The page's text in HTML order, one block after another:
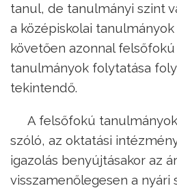
tanul, de tanulmányi szint
a középiskolai
követően azonnal
tanulmányok folytatása
tekintendő.
A felsőfokú
szóló, az oktatási
igazolás benyújtásakor az
visszamenőlegesen a